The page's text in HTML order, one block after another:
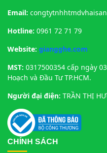
Email:
Hotline: 0961 72 71 79
Website: giangghe.com
MST: 0317500354 cấp ngày
Hoạch và Đầu Tư TP.HCM.
Người đại điện: TRẦN THỊ
CHÍNH SÁCH